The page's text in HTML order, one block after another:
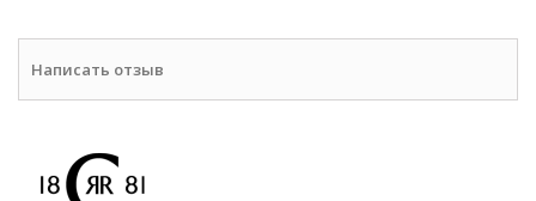
Написать отзыв